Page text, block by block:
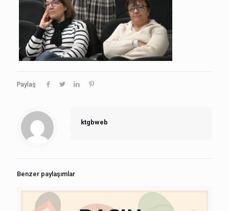
Paylaş
ktgbweb
Benzer paylaşımlar